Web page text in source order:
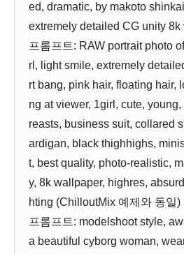
ed, dramatic, by makoto
extremely detailed CG unity
프롬프트: RAW portrait photo
rl, light smile, extremely
rt bang, pink hair, floating hair,
ng at viewer, 1girl, cute,
reasts, business suit, collared
ardigan, black thighhighs,
t, best quality, photo-realistic,
y, 8k wallpaper, highres,
hting (ChilloutMix 예제와 동일)
프롬프트: modelshoot style,
a beautiful cyborg woman,